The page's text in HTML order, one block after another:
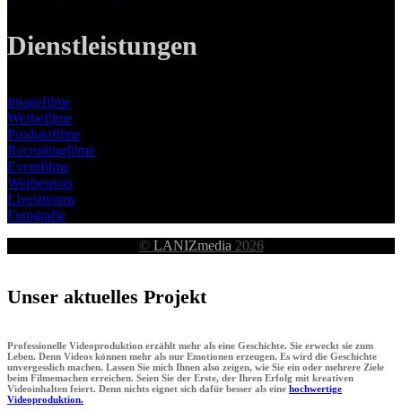
Dienstleistungen
Imagefilme
Werbefilme
Produktfilme
Recruitingfilme
Eventfilme
Werbespots
Livestreams
Fotografie
© LANIZmedia 2026
Unser aktuelles Projekt
Professionelle Videoproduktion erzählt mehr als eine Geschichte. Sie erweckt sie zum
Leben. Denn Videos können mehr als nur Emotionen erzeugen. Es wird die Geschichte
unvergesslich machen. Lassen Sie mich Ihnen also zeigen, wie Sie ein oder mehrere Ziele
beim Filmemachen erreichen. Seien Sie der Erste, der Ihren Erfolg mit kreativen
Videoinhalten feiert. Denn nichts eignet sich dafür besser als eine hochwertige
Videoproduktion.